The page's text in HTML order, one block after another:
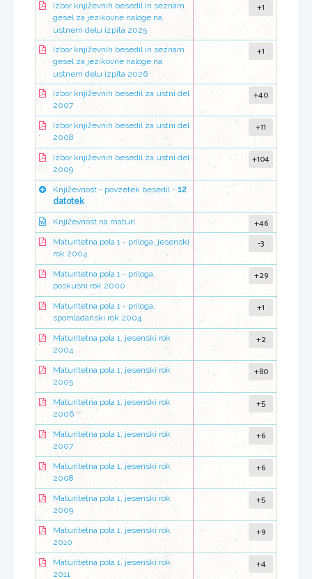
Izbor književnih besedil in seznam
gesel za jezikovne naloge na
ustnem delu izpita 2025
+1
Izbor književnih besedil in seznam
gesel za jezikovne naloge na
ustnem delu izpita 2026
+1
Izbor književnih besedil za ustni del
2007
+40
Izbor književnih besedil za ustni del
2008
+11
Izbor književnih besedil za ustni del
2009
+104
Književnost - povzetek besedil - 12
datotek
Književnost na maturi +46
Maturitetna pola 1 - priloga, jesenski
rok 2004
-3
Maturitetna pola 1 - priloga,
poskusni rok 2000
+29
Maturitetna pola 1 - priloga,
spomladanski rok 2004
+1
Maturitetna pola 1, jesenski rok
2004
+2
Maturitetna pola 1, jesenski rok
2005
+80
Maturitetna pola 1, jesenski rok
2006
+5
Maturitetna pola 1, jesenski rok
2007
+6
Maturitetna pola 1, jesenski rok
2008
+6
Maturitetna pola 1, jesenski rok
2009
+5
Maturitetna pola 1, jesenski rok
2010
+9
Maturitetna pola 1, jesenski rok
2011
+4